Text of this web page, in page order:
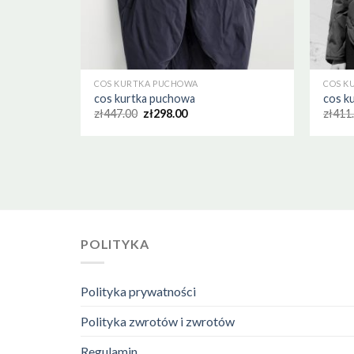
COS KURTKA PUCHOWA
cos kurtka puchowa
zł447.00 zł298.00
COS
cos
zł
POLITYKA
Polityka prywatności
Polityka zwrotów i zwrotów